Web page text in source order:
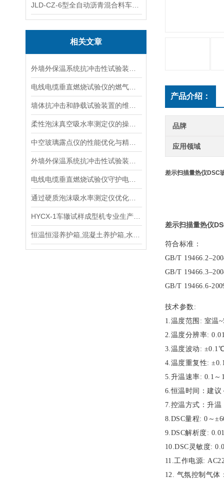
相关文章
产品介绍：
品牌
应用领域
差示扫描量热仪DSC
差示扫描量热仪
符合标准：
GB/T
GB/T
GB/T 19466.6-
技术参数:
1.温度范围: 室
2.温度分辨率:
3.温度波动:
4.温度重复性:
5.升温速率: 0.1
6.恒温时间：建议
7.控温方式：升
8.DSC量程: 0～
9.DSC解析度:
10.DSC灵敏度:
11.工作电源:
12. 气氛控制气体